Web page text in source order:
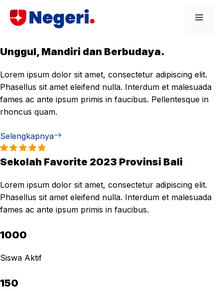
Unggul, Mandiri dan Berbudaya.
Lorem ipsum dolor sit amet, consectetur adipiscing elit.
Phasellus sit amet eleifend nulla. Interdum et malesuada
fames ac ante ipsum primis in faucibus. Pellentesque in
rhoncus quam.
Selengkapnya
Sekolah Favorite 2023 Provinsi Bali
Lorem ipsum dolor sit amet, consectetur adipiscing elit.
Phasellus sit amet eleifend nulla. Interdum et malesuada
fames ac ante ipsum primis in faucibus.
1000
Siswa Aktif
150